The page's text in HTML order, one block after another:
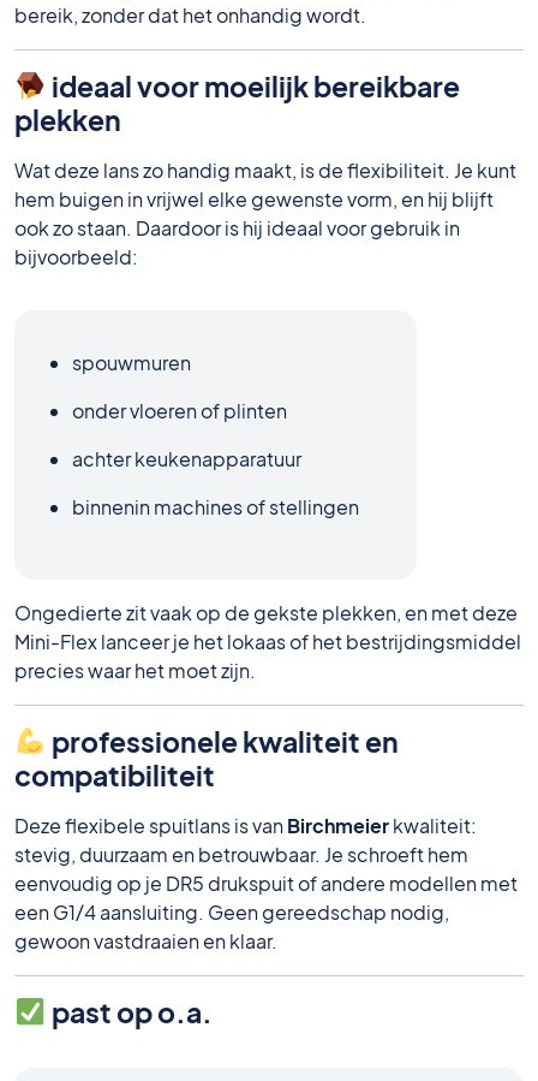
bereik, zonder dat het onhandig wordt.
ideaal voor moeilijk bereikbare
plekken
Wat deze lans zo handig maakt, is de flexibiliteit. Je kunt
hem buigen in vrijwel elke gewenste vorm, en hij blijft
ook zo staan. Daardoor is hij ideaal voor gebruik in
bijvoorbeeld:
spouwmuren
onder vloeren of plinten
achter keukenapparatuur
binnenin machines of stellingen
Ongedierte zit vaak op de gekste plekken, en met deze
Mini-Flex lanceer je het lokaas of het bestrijdingsmiddel
precies waar het moet zijn.
professionele kwaliteit en
compatibiliteit
Deze flexibele spuitlans is vanBirchmeierkwaliteit:
stevig, duurzaam en betrouwbaar. Je schroeft hem
eenvoudig op je DR5 drukspuit of andere modellen met
een G1/4 aansluiting. Geen gereedschap nodig,
gewoon vastdraaien en klaar.
past op o.a.